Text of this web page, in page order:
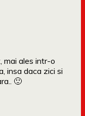
mai ales intr-o
insa daca zici si
🙂